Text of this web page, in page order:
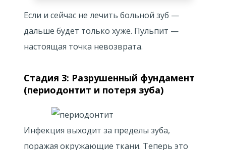
Если и сейчас не лечить больной зуб —
дальше будет только хуже. Пульпит —
настоящая точка невозврата.
Стадия 3: Разрушенный фундамент
(периодонтит и потеря зуба)
Инфекция выходит за пределы зуба,
поражая окружающие ткани. Теперь это